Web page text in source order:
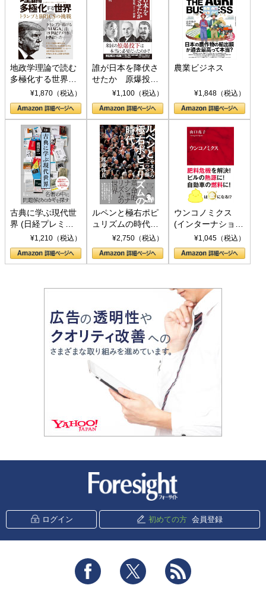
地政学理論で読む
多極化する世界：
トランプとBRICS
の挑戦
¥1,870（税込）
誰が日本を降伏さ
せたか 原爆投
下、ソ連参戦、そ
して聖断 (PHP新
書)
¥1,100（税込）
農業ビジネス
¥1,848（税込）
古典に学ぶ現代世
界 (日経プレミア
シリーズ)¥1,210（税込）
ルペンと極右ポピ
ュリズムの時代：
〈ヤヌス〉の二つ
の顔
¥2,750（税込）
ウンコノミクス
(インターナショナ
ル新書)¥1,045（税込）
ログイン 初めての方 会員登録
Facebook Twitter